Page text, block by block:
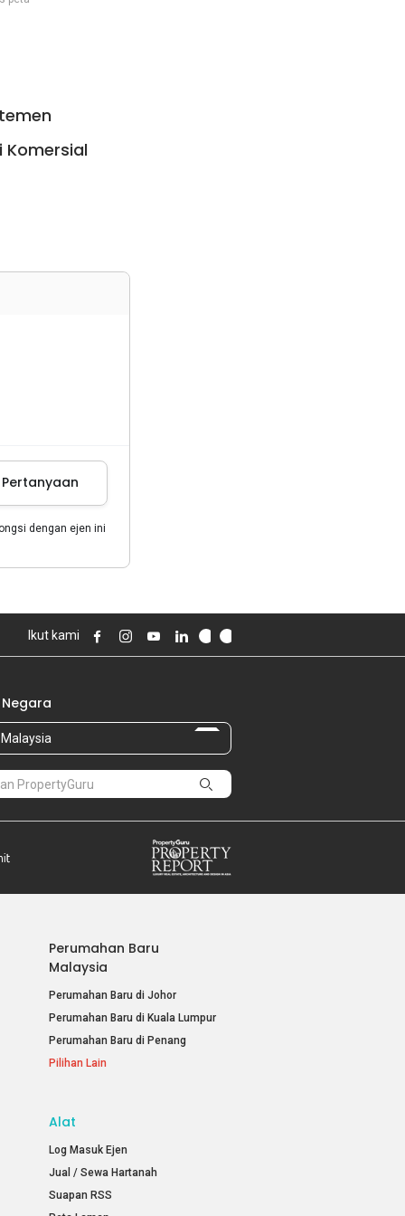
Komersial
Pertanyaan
dengan ejen ini
Ikut kami
Malaysia
Perumahan Baru
Malaysia
Perumahan Baru di Johor
Perumahan Baru di Kuala Lumpur
Perumahan Baru di Penang
Pilihan Lain
Alat
Log Masuk Ejen
Jual / Sewa Hartanah
Suapan RSS